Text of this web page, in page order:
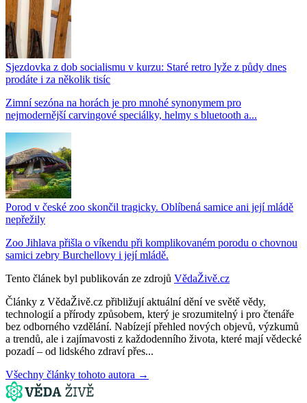
Sjezdovka z dob socialismu v kurzu: Staré retro lyže z půdy dnes
prodáte i za několik tisíc
Zimní sezóna na horách je pro mnohé synonymem pro
nejmodernější carvingové speciálky, helmy s bluetooth a...
Porod v české zoo skončil tragicky. Oblíbená samice ani její mládě
nepřežily
Zoo Jihlava přišla o víkendu při komplikovaném porodu o chovnou
samici zebry Burchellovy i její mládě.
Tento článek byl publikován ze zdrojů VědaŽivě.cz
Články z VědaŽivě.cz přibližují aktuální dění ve světě vědy,
technologií a přírody způsobem, který je srozumitelný i pro čtenáře
bez odborného vzdělání. Nabízejí přehled nových objevů, výzkumů
a trendů, ale i zajímavosti z každodenního života, které mají vědecké
pozadí – od lidského zdraví přes...
Všechny články tohoto autora →